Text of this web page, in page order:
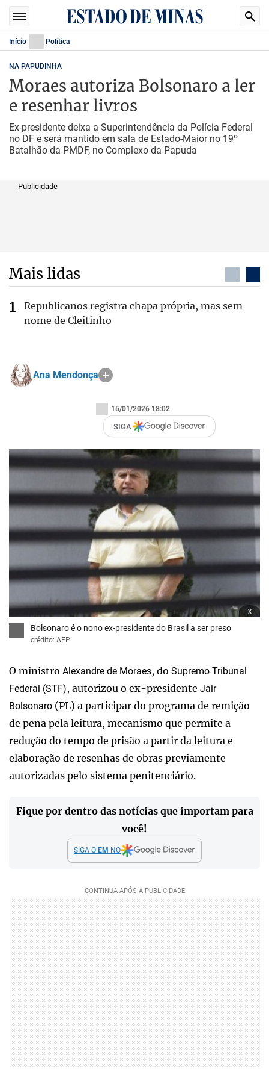
Início Política
NA PAPUDINHA
Moraes autoriza Bolsonaro a ler
e resenhar livros
Ex-presidente deixa a Superintendência da Polícia Federal
no DF e será mantido em sala de Estado-Maior no 19º
Batalhão da PMDF, no Complexo da Papuda
Publicidade
Mais lidas
Republicanos registra chapa própria, mas sem
nome de Cleitinho
Ana Mendonça
15/01/2026 18:02
SIGA
x
Bolsonaro é o nono ex-presidente do Brasil a ser preso
crédito: AFP
O ministro Alexandre de Moraes, do Supremo Tribunal
Federal (STF), autorizou o ex-presidente Jair
Bolsonaro (PL) a participar do programa de remição
de pena pela leitura, mecanismo que permite a
redução do tempo de prisão a partir da leitura e
elaboração de resenhas de obras previamente
autorizadas pelo sistema penitenciário.
Fique por dentro das notícias que importam para
você!
SIGA O EM NO